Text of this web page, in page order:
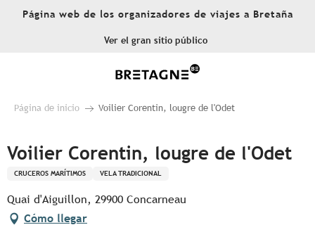
AllerPágina web de los organizadores de viajes a Bretaña
Ver el gran sitio público
Página de inicio Voilier Corentin, lougre de l'Odet
Voilier Corentin, lougre de l'Odet
CRUCEROS MARÍTIMOS VELA TRADICIONAL
Quai d'Aiguillon, 29900 Concarneau
Cómo llegar